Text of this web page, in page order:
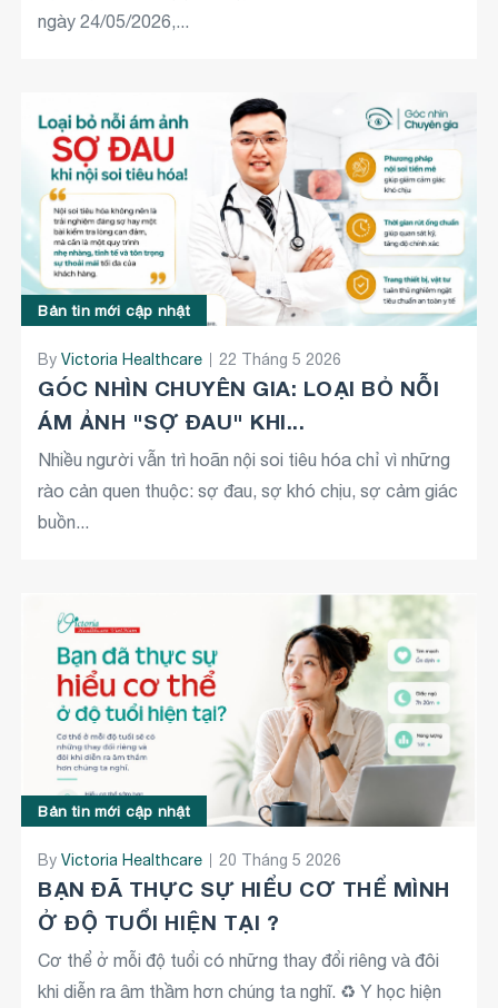
ngày 24/05/2026,...
Bản tin mới cập nhật
ByVictoria Healthcare 22 Tháng 5 2026
GÓC NHÌN CHUYÊN GIA: LOẠI BỎ NỖI
ÁM ẢNH "SỢ ĐAU" KHI...
Nhiều người vẫn trì hoãn nội soi tiêu hóa chỉ vì những
rào cản quen thuộc: sợ đau, sợ khó chịu, sợ cảm giác
buồn...
Bản tin mới cập nhật
ByVictoria Healthcare 20 Tháng 5 2026
BẠN ĐÃ THỰC SỰ HIỂU CƠ THỂ MÌNH
Ở ĐỘ TUỔI HIỆN TẠI ?
Cơ thể ở mỗi độ tuổi có những thay đổi riêng và đôi
khi diễn ra âm thầm hơn chúng ta nghĩ. ♻️ Y học hiện